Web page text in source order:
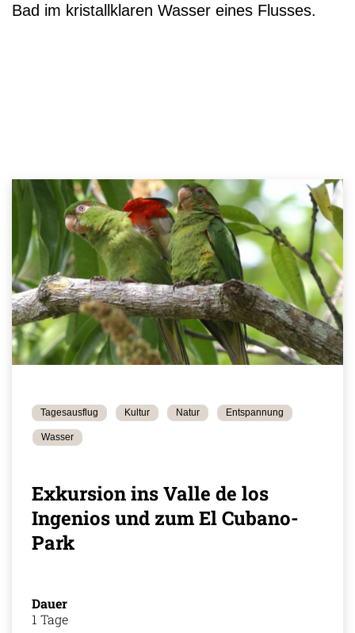
Bad im kristallklaren Wasser eines Flusses.
Tagesausflug Kultur Natur Entspannung
Wasser
Exkursion ins Valle de los
Ingenios und zum El Cubano-
Park
Dauer
1 Tage